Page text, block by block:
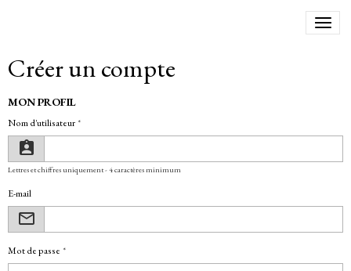
Créer un compte
MON PROFIL
Nom d'utilisateur
Lettres et chiffres uniquement - 4 caractères minimum
E-mail
Mot de passe